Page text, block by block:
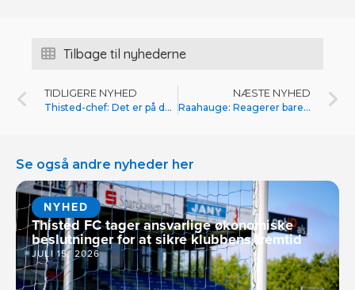
Tilbage til nyhederne
TIDLIGERE NYHED
Thisted-chef: Det er på dagen
NÆSTE NYHED
Raahauge: Reagerer bare på det jeg ser
Se også andre nyheder her
NYHED
Thisted FC tager ansvarlige økonomiske
beslutninger for at sikre klubbens fremtid
JULI 15, 2026